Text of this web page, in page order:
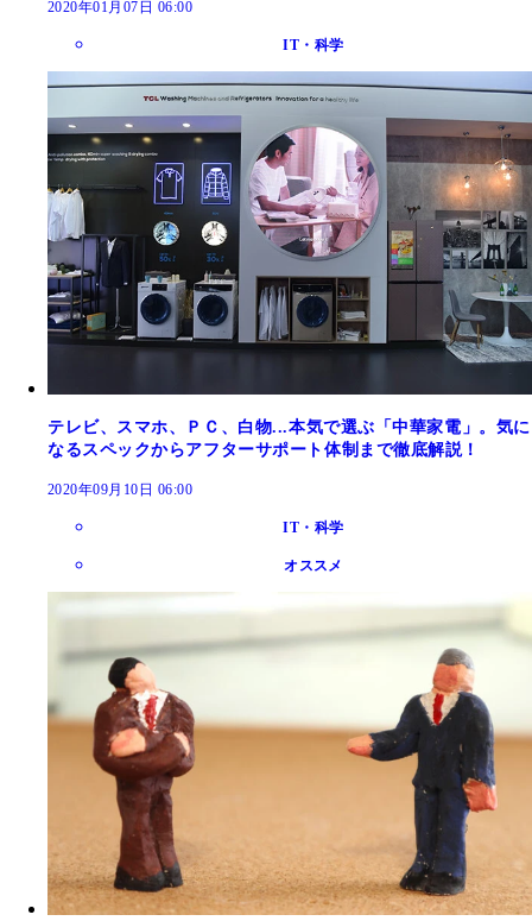
2020年01月07日 06:00
IT・科学
テレビ、スマホ、ＰＣ、白物...本気で選ぶ「中華家電」。気に
なるスペックからアフターサポート体制まで徹底解説！
2020年09月10日 06:00
IT・科学
オススメ